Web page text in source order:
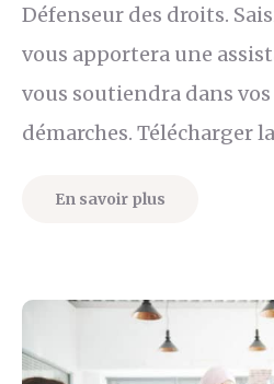
Défenseur des droits.
vous apportera une
vous soutiendra dans
démarches. Télécharger
En savoir plus